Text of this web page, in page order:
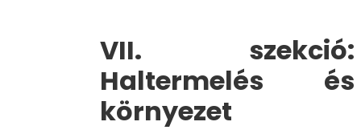
VII. szekció:
Haltermelés és
környezet